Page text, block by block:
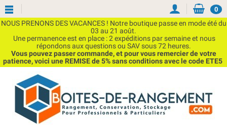
NOUS PRENONS DES VACANCES ! Notre boutique passe en mode été du
03 au 21 août.
Une permanence est en place : 2 expéditions par semaine et nous
répondons aux questions ou SAV sous 72 heures.
Vous pouvez passer commande, et pour vous remercier de votre
patience, voici une REMISE de 5% sans conditions avec le code ETE5
0